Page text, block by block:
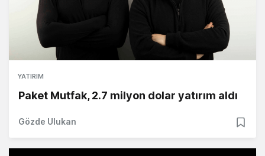
YATIRIM
Paket Mutfak, 2.7 milyon dolar yatırım aldı
Gözde Ulukan